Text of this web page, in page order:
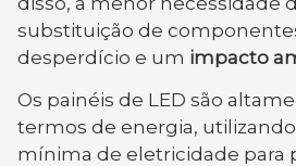
substituição de
desperdício e um impacto
Os painéis de LED são
termos de energia,
mínima de eletricidade para